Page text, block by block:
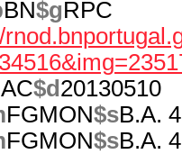
BN$gRPC
$d 20130510
FGMON$sB.A.
FGMON$sB.A.